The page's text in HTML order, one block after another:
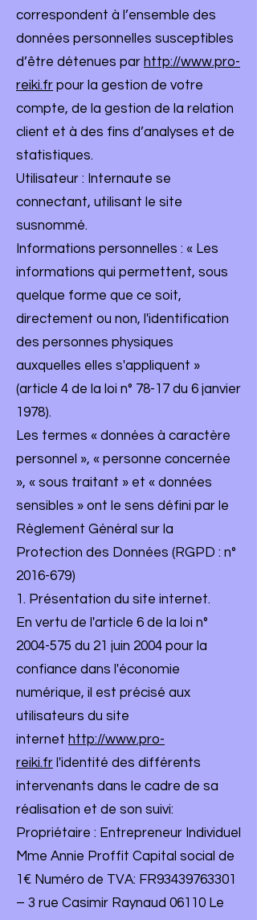
correspondent à l’ensemble des
données personnelles susceptibles
d’être détenues par http://www.pro-
reiki.fr pour la gestion de votre
compte, de la gestion de la relation
client et à des fins d’analyses et de
statistiques.
Utilisateur : Internaute se
connectant, utilisant le site
susnommé.
Informations personnelles : « Les
informations qui permettent, sous
quelque forme que ce soit,
directement ou non, l'identification
des personnes physiques
auxquelles elles s'appliquent »
(article 4 de la loi n° 78-17 du 6 janvier
1978).
Les termes « données à caractère
personnel », « personne concernée
», « sous traitant » et « données
sensibles » ont le sens défini par le
Règlement Général sur la
Protection des Données (RGPD : n°
2016-679)
1. Présentation du site internet.
En vertu de l'article 6 de la loi n°
2004-575 du 21 juin 2004 pour la
confiance dans l'économie
numérique, il est précisé aux
utilisateurs du site
internet http://www.pro-
reiki.fr l'identité des différents
intervenants dans le cadre de sa
réalisation et de son suivi:
Propriétaire : Entrepreneur Individuel
Mme Annie Proffit Capital social de
1€ Numéro de TVA: FR93439763301
– 3 rue Casimir Raynaud 06110 Le